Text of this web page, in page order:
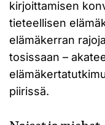
kirjoittamisen
tieteellisen
elämäkerran
tosissaan –
piirissä.